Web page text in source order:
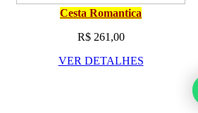
Cesta Romantica
R$ 261,00
VER DETALHES